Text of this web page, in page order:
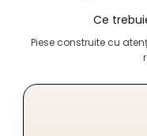
Ce
Piese construite cu